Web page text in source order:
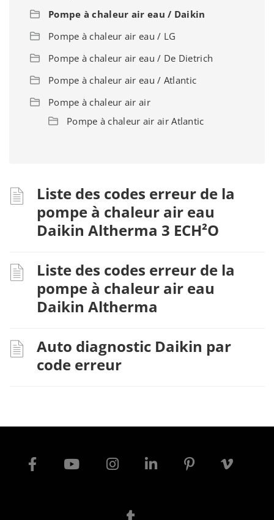
Pompe à chaleur air eau / Daikin
Pompe à chaleur air eau / LG
Pompe à chaleur air eau / De Dietrich
Pompe à chaleur air eau / Atlantic
Pompe à chaleur air air
Pompe à chaleur air air Atlantic
Liste des codes erreur de la
pompe à chaleur air eau
Daikin Altherma 3 ECH²O
Liste des codes erreur de la
pompe à chaleur air eau
Daikin Altherma
Auto diagnostic Daikin par
code erreur